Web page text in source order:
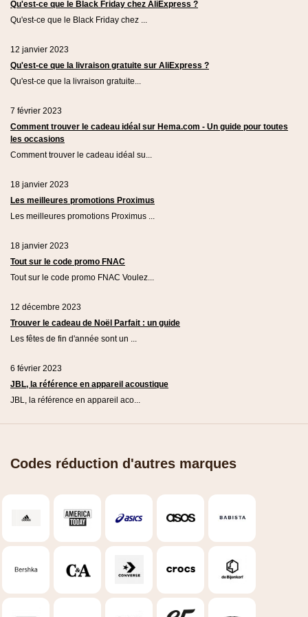
Qu'est-ce que le Black Friday chez AliExpress ?
Qu'est-ce que le Black Friday chez ...
12 janvier 2023
Qu'est-ce que la livraison gratuite sur AliExpress ?
Qu'est-ce que la livraison gratuite...
7 février 2023
Comment trouver le cadeau idéal sur Hema.com - Un guide pour toutes
les occasions
Comment trouver le cadeau idéal su...
18 janvier 2023
Les meilleures promotions Proximus
Les meilleures promotions Proximus ...
18 janvier 2023
Tout sur le code promo FNAC
Tout sur le code promo FNAC Voulez...
12 décembre 2023
Trouver le cadeau de Noël Parfait : un guide
Les fêtes de fin d'année sont un ...
6 février 2023
JBL, la référence en appareil acoustique
JBL, la référence en appareil aco...
Codes réduction d'autres marques